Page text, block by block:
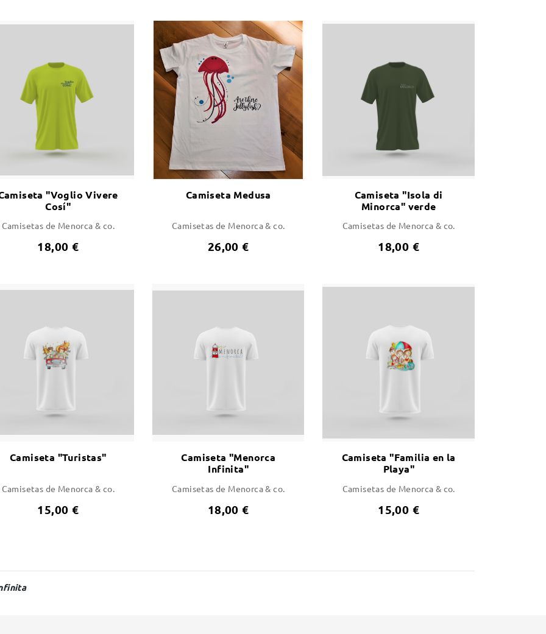
"Voglio Vivere
Cosí"
Camisetas de Menorca & co.
18,00 €
Camiseta Medusa
Camisetas de Menorca & co.
26,00 €
Camiseta "Isola di
Minorca" verde
Camisetas de Menorca & co.
18,00 €
Camiseta "Turistas"
Camisetas de Menorca & co.
15,00 €
Camiseta "Menorca
Infinita"
Camisetas de Menorca & co.
18,00 €
Camiseta "Familia en la
Playa"
Camisetas de Menorca & co.
15,00 €